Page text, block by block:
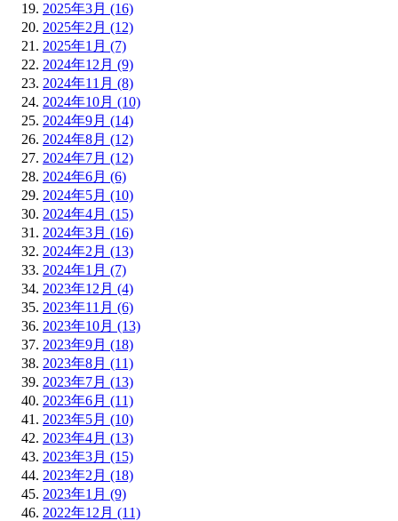
2025年3月 (16)
2025年2月 (12)
2025年1月 (7)
2024年12月 (9)
2024年11月 (8)
2024年10月 (10)
2024年9月 (14)
2024年8月 (12)
2024年7月 (12)
2024年6月 (6)
2024年5月 (10)
2024年4月 (15)
2024年3月 (16)
2024年2月 (13)
2024年1月 (7)
2023年12月 (4)
2023年11月 (6)
2023年10月 (13)
2023年9月 (18)
2023年8月 (11)
2023年7月 (13)
2023年6月 (11)
2023年5月 (10)
2023年4月 (13)
2023年3月 (15)
2023年2月 (18)
2023年1月 (9)
2022年12月 (11)